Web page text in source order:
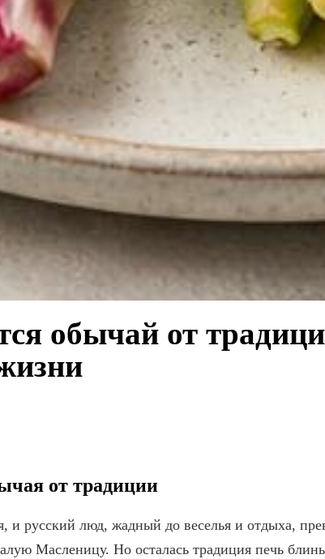
обычай от
от традиции
и русский люд, жадный до веселья и отдыха,
Масленицу. Но осталась традиция печь